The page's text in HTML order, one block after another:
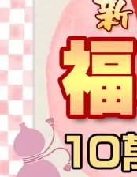
野蒸留所 ↗
び しゅん
お問い合わせ